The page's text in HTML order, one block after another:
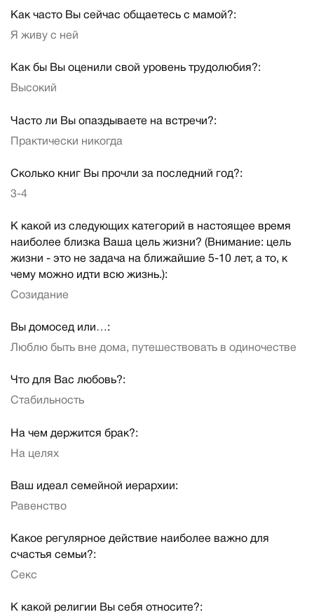
Как часто Вы сейчас общаетесь с мамой?:
Я живу с ней
Как бы Вы оценили свой уровень трудолюбия?:
Высокий
Часто ли Вы опаздываете на встречи?:
Практически никогда
Сколько книг Вы прочли за последний год?:
3-4
К какой из следующих категорий в настоящее время
наиболее близка Ваша цель жизни? (Внимание: цель
жизни - это не задача на ближайшие 5-10 лет, а то, к
чему можно идти всю жизнь.):
Созидание
Вы домосед или…:
Люблю быть вне дома, путешествовать в одиночестве
Что для Вас любовь?:
Стабильность
На чем держится брак?:
На целях
Ваш идеал семейной иерархии:
Равенство
Какое регулярное действие наиболее важно для
счастья семьи?:
Секс
К какой религии Вы себя относите?: